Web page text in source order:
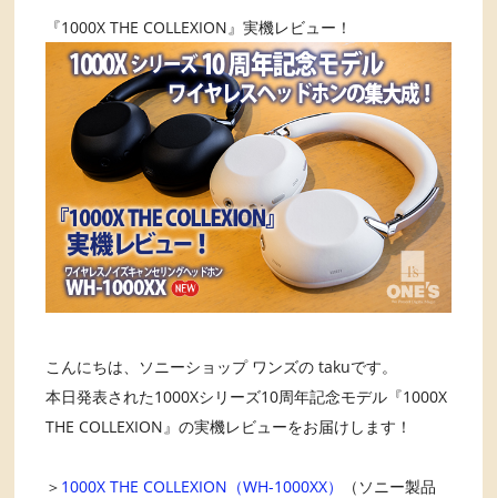
『1000X THE COLLEXION』実機レビュー！
こんにちは、ソニーショップ ワンズの takuです。
本日発表された1000Xシリーズ10周年記念モデル『1000X
THE COLLEXION』の実機レビューをお届けします！
＞ 1000X THE COLLEXION（WH-1000XX）
（ソニー製品